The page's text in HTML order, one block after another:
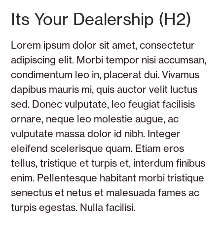
Its Your Dealership (H2)
Lorem ipsum dolor sit amet, consectetur
adipiscing elit. Morbi tempor nisi accumsan,
condimentum leo in, placerat dui. Vivamus
dapibus mauris mi, quis auctor velit luctus
sed. Donec vulputate, leo feugiat facilisis
ornare, neque leo molestie augue, ac
vulputate massa dolor id nibh. Integer
eleifend scelerisque quam. Etiam eros
tellus, tristique et turpis et, interdum finibus
enim. Pellentesque habitant morbi tristique
senectus et netus et malesuada fames ac
turpis egestas. Nulla facilisi.